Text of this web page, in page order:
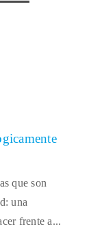
que son
una
frente a...